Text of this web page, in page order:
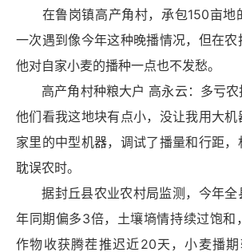
在鲁岗镇高产角村，承包150亩地
一次遇到像今年这种晚播情况，但在农
他对自家小麦的播种一点也不发愁。
高产角村种粮大户 高永云：多亏农
他们看我这地块有点小，没让我用大机
家里的中型机器，调试了播量和行距
耽误农时。
据封丘县农业农村局监测，今年全
年同期偏多3倍，土壤墒情持续过饱和
作物收获腾茬推迟近20天，小麦播